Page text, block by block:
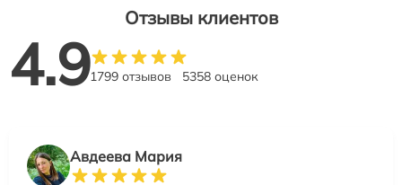
Отзывы клиентов
4.91799 отзывов 5358 оценок
Авдеева Мария